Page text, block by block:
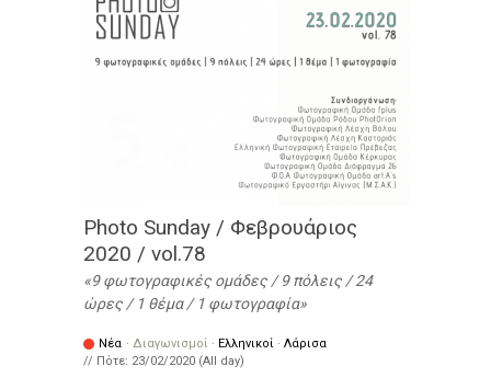
Photo Sunday / Φεβρουάριος
2020 / vol.78
9 φωτογραφικές ομάδες / 9 πόλεις / 24
ώρες / 1 θέμα / 1 φωτογραφία
Νέα · Διαγωνισμοί · Ελληνικοί · Λάρισα
// Πότε: 23/02/2020 (All day)